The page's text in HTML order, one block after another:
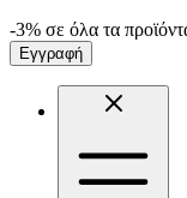
-3% σε όλα τα
Εγγραφή